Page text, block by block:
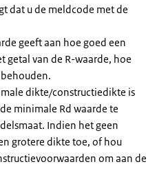
dat u de meldcode met de
geeft aan hoe goed een
getal van de R-waarde, hoe
dikte/constructiedikte is
minimale Rd waarde te
Indien het geen
grotere dikte toe, of hou
om aan de